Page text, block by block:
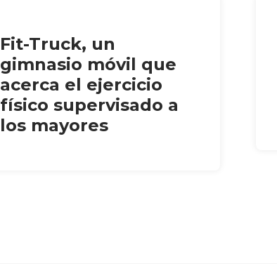
Fit-Truck, un
gimnasio móvil que
acerca el ejercicio
físico supervisado a
los mayores